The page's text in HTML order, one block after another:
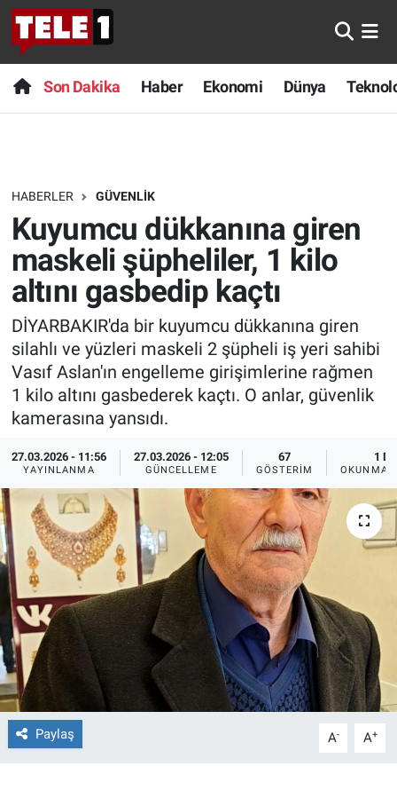
Son Dakika Haber Ekonomi Dünya
HABERLER GÜVENLIK
Kuyumcu dükkanına giren
maskeli şüpheliler, 1 kilo
altını gasbedip kaçtı
DİYARBAKIR'da bir kuyumcu dükkanına giren
silahlı ve yüzleri maskeli 2 şüpheli iş yeri sahibi
Vasıf Aslan'ın engelleme girişimlerine rağmen
1 kilo altını gasbederek kaçtı. O anlar, güvenlik
kamerasına yansıdı.
27.03.2026 - 11:56
YAYINLANMA
27.03.2026 - 12:05
GÜNCELLEME
67
GÖSTERIM
1 DK
OKUNMA
Paylaş A- A+
Anında Manşet
Başka Sohbetler
Bilim turu
Bilim ve Teknoloji Evreni
Doğa Konuşuyor
Dünya
Ege Saati
Ege'den Esintiler
Eğitim
Eğlence
Ekonomi
Forum
Gerçeğin İzinde
Gün Başlıyor
Gün Bitiyor
Son Dakika
Haber
Dünya
Teknoloji
Sağlık
Spor
Yayın Akışı
İletişim
Nöbetçi Eczaneler
Hava Durumu
Trafik Durumu
Süper Lig Puan Durumu ve Fikstür
Tüm Manşetler
Son Dakika Haberleri
Haber Arşivi